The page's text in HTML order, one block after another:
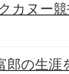
カヌー
郎の生涯